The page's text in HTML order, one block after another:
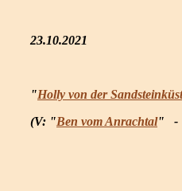
23.10.2021
"Holly von der
(V: "Ben vom Anrachtal" -